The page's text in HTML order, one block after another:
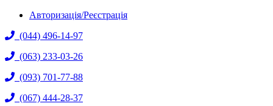
Авторизація/Реєстрація
(044) 496-14-97
(063) 233-03-26
(093) 701-77-88
(067) 444-28-37